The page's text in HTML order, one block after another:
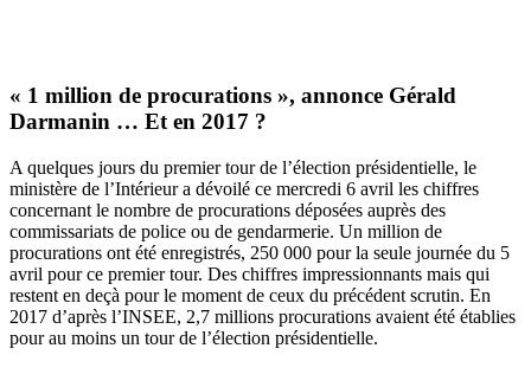
« 1 million de procurations », annonce Gérald
Darmanin … Et en 2017 ?
A quelques jours du premier tour de l’élection présidentielle, le
ministère de l’Intérieur a dévoilé ce mercredi 6 avril les chiffres
concernant le nombre de procurations déposées auprès des
commissariats de police ou de gendarmerie. Un million de
procurations ont été enregistrés, 250 000 pour la seule journée du 5
avril pour ce premier tour. Des chiffres impressionnants mais qui
restent en deçà pour le moment de ceux du précédent scrutin. En
2017 d’après l’INSEE, 2,7 millions procurations avaient été établies
pour au moins un tour de l’élection présidentielle.